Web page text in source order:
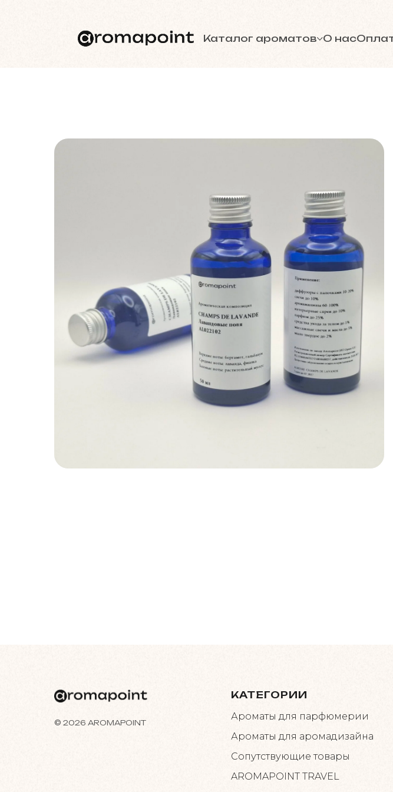
Каталог ароматов О нас
© 2026 AROMAPOINT
КАТЕГОРИИ
Ароматы для парфюмерии
Ароматы для аромадизайна
Сопутствующие товары
AROMAPOINT TRAVEL